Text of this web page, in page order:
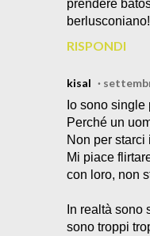
prendere
RISPONDI
kisal
Io sono
Perché un
Non per
Mi piace
con loro, non
In realtà sono
sono troppi